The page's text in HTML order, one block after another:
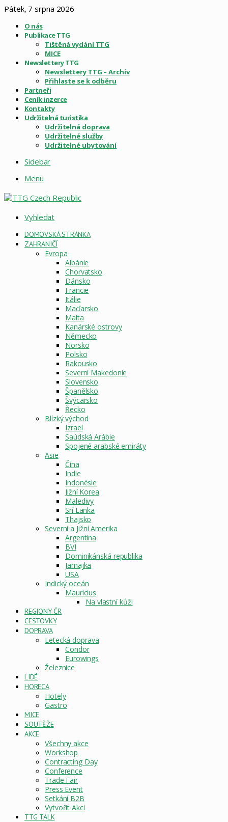
Pátek, 7 srpna 2026
O nás
Publikace TTG
Tištěná vydání TTG
MICE
Newslettery TTG
Newslettery TTG – Archiv
Přihlaste se k odběru
Partneři
Ceník inzerce
Kontakty
Udržitelná turistika
Udržitelná doprava
Udržitelné služby
Udržitelné ubytování
Sidebar
Menu
Vyhledat
DOMOVSKÁ STRÁNKA
ZAHRANIČÍ
Evropa
Albánie
Chorvatsko
Dánsko
Francie
Itálie
Maďarsko
Malta
Kanárské ostrovy
Německo
Norsko
Polsko
Rakousko
Severní Makedonie
Slovensko
Španělsko
Švýcarsko
Řecko
Blízký východ
Izrael
Saúdská Arábie
Spojené arabské emiráty
Asie
Čína
Indie
Indonésie
Jižní Korea
Maledivy
Srí Lanka
Thajsko
Severní a Jižní Amerika
Argentina
BVI
Dominikánská republika
Jamajka
USA
Indický oceán
Mauricius
Na vlastní kůži
REGIONY ČR
CESTOVKY
DOPRAVA
Letecká doprava
Condor
Eurowings
Železnice
LIDÉ
HORECA
Hotely
Gastro
MICE
SOUTĚŽE
AKCE
Všechny akce
Workshop
Contracting Day
Conference
Trade Fair
Press Event
Setkání B2B
Vytvořit Akci
TTG TALK